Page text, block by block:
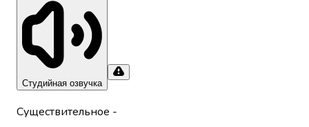
Студийная озвучка
Существительное -